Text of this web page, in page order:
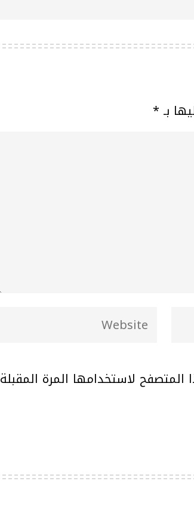
بـ *
لاستخدامها المرة المقبلة